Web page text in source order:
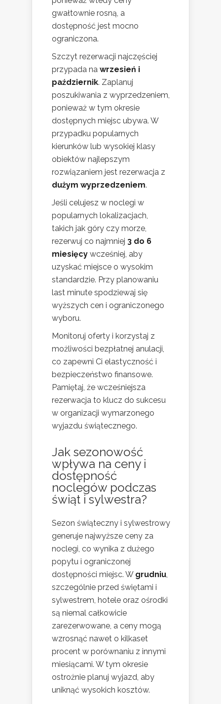
gwałtownie rosną, a
dostępność jest mocno
ograniczona.
Szczyt rezerwacji najczęściej
przypada na wrzesień i
październik. Zaplanuj
poszukiwania z wyprzedzeniem,
ponieważ w tym okresie
dostępnych miejsc ubywa. W
przypadku popularnych
kierunków lub wysokiej klasy
obiektów najlepszym
rozwiązaniem jest rezerwacja z
dużym wyprzedzeniem.
Jeśli celujesz w noclegi w
popularnych lokalizacjach,
takich jak góry czy morze,
rezerwuj co najmniej 3 do 6
miesięcy wcześniej, aby
uzyskać miejsce o wysokim
standardzie. Przy planowaniu
last minute spodziewaj się
wyższych cen i ograniczonego
wyboru.
Monitoruj oferty i korzystaj z
możliwości bezpłatnej anulacji,
co zapewni Ci elastyczność i
bezpieczeństwo finansowe.
Pamiętaj, że wcześniejsza
rezerwacja to klucz do sukcesu
w organizacji wymarzonego
wyjazdu świątecznego.
Jak sezonowość
wpływa na ceny i
dostępność
noclegów podczas
świąt i sylwestra?
Sezon świąteczny i sylwestrowy
generuje najwyższe ceny za
noclegi, co wynika z dużego
popytu i ograniczonej
dostępności miejsc. W grudniu
szczególnie przed świętami i
sylwestrem, hotele oraz ośrodki
są niemal całkowicie
zarezerwowane, a ceny mogą
wzrosnąć nawet o kilkaset
procent w porównaniu z innymi
miesiącami. W tym okresie
ostrożnie planuj wyjazd, aby
uniknąć wysokich kosztów.